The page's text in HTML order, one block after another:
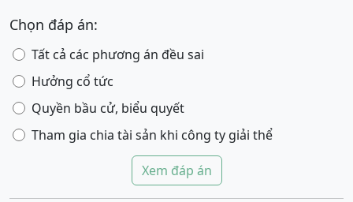
Chọn đáp án:
Tất cả các phương án đều sai
Hưởng cổ tức
Quyền bầu cử, biểu quyết
Tham gia chia tài sản khi công ty giải thể
Xem đáp án